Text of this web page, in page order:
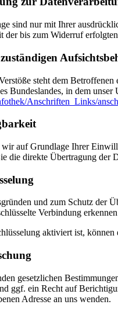
sind nur mit Ihrer
der bis zum Widerruf
steht dem
Bundeslandes, in dem
Anschriften_Links/
wir auf Grundlage Ihrer
die direkte Übertragung der
und zum Schutz der
Verbindung
aktiviert ist,
gesetzlichen
ggf. ein Recht auf
Adresse an uns wenden.